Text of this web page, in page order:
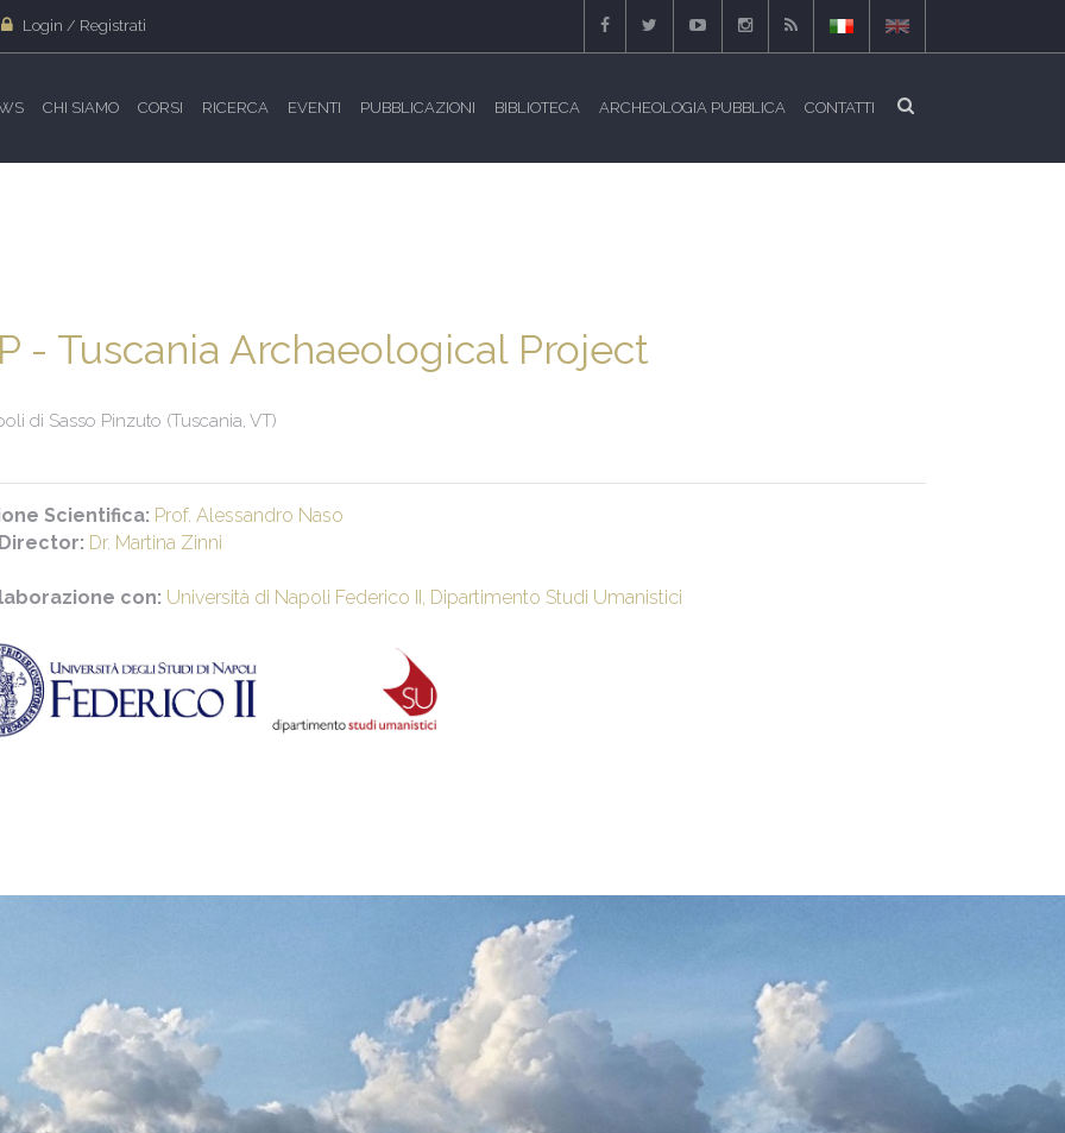
Login / Registrati
CHI SIAMO CORSI RICERCA EVENTI PUBBLICAZIONI BIBLIOTECA ARCHEOLOGIA PUBBLICA CONTATTI
- Tuscania Archaeological Project
di Sasso Pinzuto (Tuscania, VT)
Scientifica: Prof. Alessandro Naso
Dr. Martina Zinni
con: Università di Napoli Federico II, Dipartimento Studi Umanistici